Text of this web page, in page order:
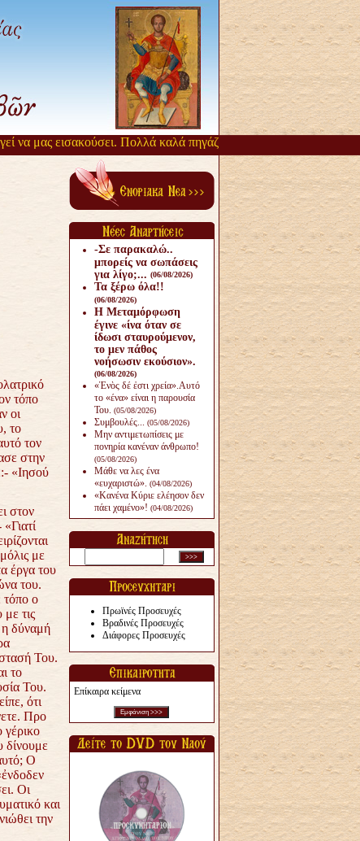
μας εισακούσει. Πολλά καλά πηγάζουν, από την αργοπορία αυτή.
τόπο
οι
το
τον
στην
«Ιησού
στον
με
έργα του
του.
τόπο ο
τις
η δύναμή
Του.
το
Του.
ότι
Προ
δίνουμε
Ο
Οι
και
την
-Σε παρακαλώ..
μπορείς να σωπάσεις
για λίγο;... (06/08/2026)
Τα ξέρω όλα!!
(06/08/2026)
Η Μεταμόρφωση
έγινε «ίνα όταν σε
ίδωσι σταυρούμενον,
το μεν πάθος
νοήσωσιν εκούσιον».
(06/08/2026)
«Ἑνὸς δέ ἐστι χρεία».Αυτό
το «ένα» είναι η παρουσία
Του. (05/08/2026)
Συμβουλές... (05/08/2026)
Μην αντιμετωπίσεις με
πονηρία κανέναν άνθρω­πο!
(05/08/2026)
Μάθε να λες ένα
«ευχαριστώ». (04/08/2026)
«Κανένα Κύριε ελέησον δεν
πάει χαμένο»! (04/08/2026)
Πρωϊνές Προσευχές
Βραδινές Προσευχές
Διάφορες Προσευχές
Επίκαιρα κείμενα